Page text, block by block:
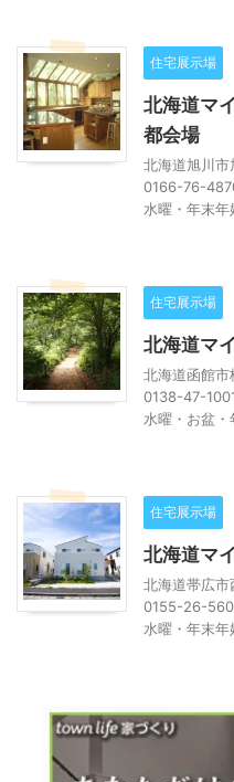
住宅展示場
北海道マ
都会場
北海道旭川市
0166-76-
水曜・年末
住宅展示場
北海道マ
北海道函館
0138-47-
水曜・お盆
住宅展示場
北海道マ
北海道帯広市
0155-26-
水曜・年末